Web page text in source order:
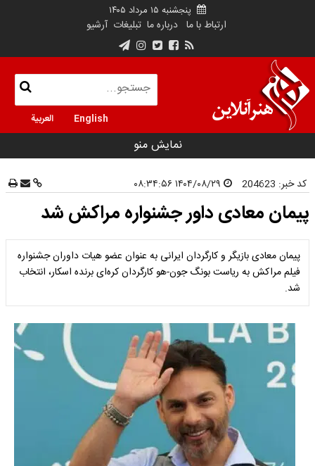
پنجشنبه ۱۵ مرداد ۱۴۰۵
ارتباط با ما درباره ما تبلیغات آرشیو
English العربية
نمایش منو
کد خبر: 204623
پیمان معادی داور جشنواره مراکش شد
پیمان معادی بازیگر و کارگردان ایرانی به عنوان عضو هیات داوران جشنواره
فیلم مراکش به ریاست بونگ جون-هو کارگردان کره‌ای برنده اسکار، انتخاب
شد.